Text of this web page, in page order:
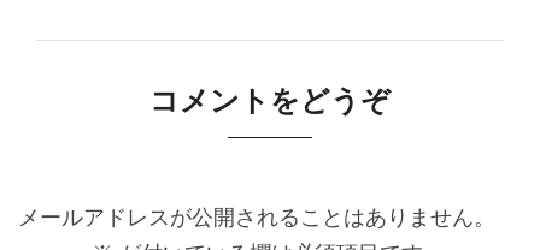
コメントをどうぞ
メールアドレスが公開されることはありません。